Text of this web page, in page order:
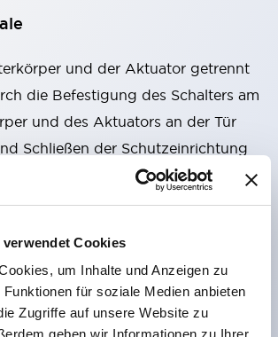
verwendet Cookies
um Inhalte und Anzeigen zu
für soziale Medien anbieten
Zugriffe auf unsere Website zu
geben wir Informationen zu Ihrer
und der Aktuator getrennt
die Befestigung des Schalters am
und des Aktuators an der Tür
Schließen der Schutzeinrichtung
ist nach IP67 (IEC 60529)
(IEC/EN60947-5-1)
Aktuator zur Verhinderung der